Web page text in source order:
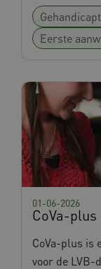
Eerste
CoVa-plus
01-06-2026
CoVa-plus is
voor de LVB-